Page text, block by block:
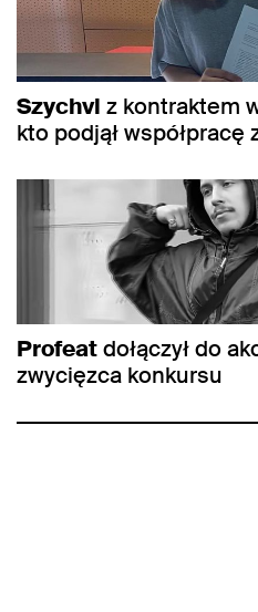
Szychvl z kontraktem
kto podjął współpracę
Profeatdołączył do
zwycięzca konkursu